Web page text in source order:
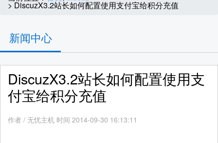
> DiscuzX3.2站长如何配置使用支付宝给积分充值
新闻中心
DiscuzX3.2站长如何配置使用支
付宝给积分充值
作者 / 无忧主机 时间 2014-09-30 16:13:11